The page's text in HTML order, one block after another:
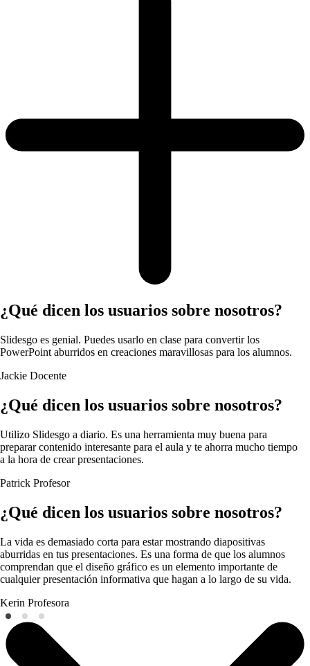
¿Qué dicen los usuarios sobre nosotros?
Slidesgo es genial. Puedes usarlo en clase para convertir los
PowerPoint aburridos en creaciones maravillosas para los alumnos.
Jackie Docente
¿Qué dicen los usuarios sobre nosotros?
Utilizo Slidesgo a diario. Es una herramienta muy buena para
preparar contenido interesante para el aula y te ahorra mucho tiempo
a la hora de crear presentaciones.
Patrick Profesor
¿Qué dicen los usuarios sobre nosotros?
La vida es demasiado corta para estar mostrando diapositivas
aburridas en tus presentaciones. Es una forma de que los alumnos
comprendan que el diseño gráfico es un elemento importante de
cualquier presentación informativa que hagan a lo largo de su vida.
Kerin Profesora